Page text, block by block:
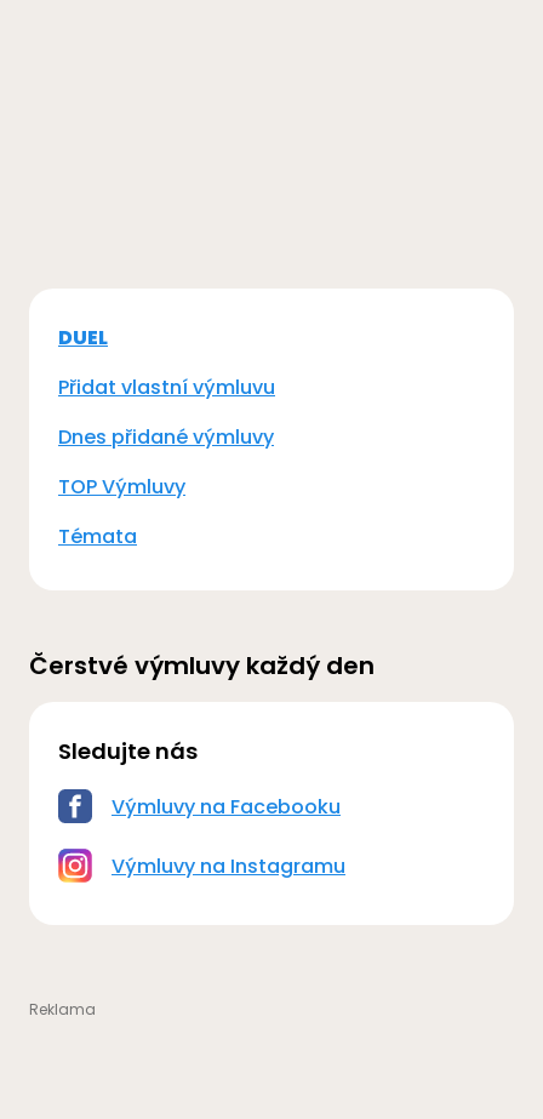
DUEL
Přidat vlastní výmluvu
Dnes přidané výmluvy
TOP Výmluvy
Témata
Čerstvé výmluvy každý den
Sledujte nás
Výmluvy na Facebooku
Výmluvy na Instagramu